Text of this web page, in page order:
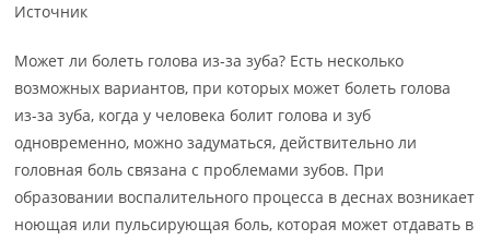
Источник
Может ли болеть голова из-за зуба? Есть несколько
возможных вариантов, при которых может болеть голова
из-за зуба, когда у человека болит голова и зуб
одновременно, можно задуматься, действительно ли
головная боль связана с проблемами зубов. При
образовании воспалительного процесса в деснах возникает
ноющая или пульсирующая боль, которая может отдавать в